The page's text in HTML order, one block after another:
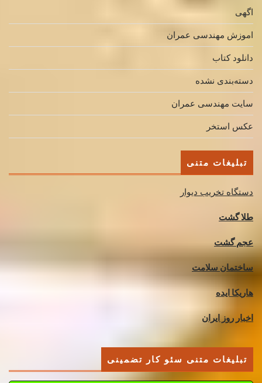
اگهی
اموزش مهندسی عمران
دانلود کتاب
دسته‌بندی نشده
سایت مهندسی عمران
عکس استخر
تبلیغات متنی
دستگاه تخریب دیوار
طلا گشت
عجم گشت
ساختمان سلامت
هاریکا ایده
اخبار روز ایران
تبلیغات متنی سئو کار تضمینی